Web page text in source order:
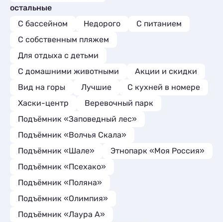
остальные
С бассейном
Недорого
С питанием
С собственным пляжем
Для отдыха с детьми
С домашними животными
Акции и скидки
Вид на горы
Лучшие
C кухней в номере
Хаски-центр
Веревочный парк
Подъёмник «Заповедный лес»
Подъёмник «Волчья Скала»
Подъёмник «Шале»
Этнопарк «Моя Россия»
Подъёмник «Псехако»
Подъёмник «Поляна»
Подъёмник «Олимпия»
Подъёмник «Лаура А»